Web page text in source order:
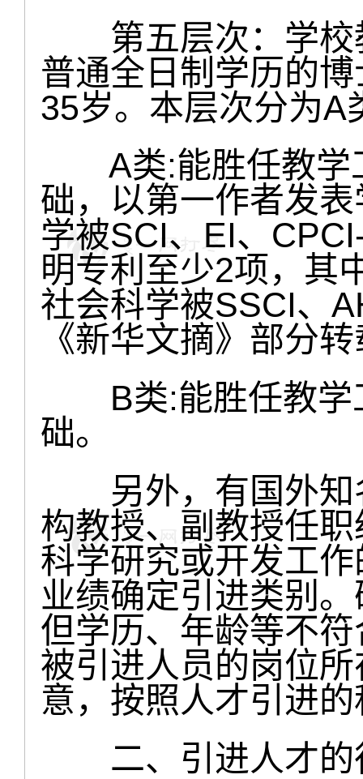
第五层次：学校
普通全日制学历的
35岁。本层次分为A
A类:能胜任教学
础，以第一作者发
学被SCI、EI、
明专利至少2项，其
社会科学被SSCI、
《新华文摘》部分
B类:能胜任教学
础。
另外，有国外知
构教授、副教授任
科学研究或开发工
业绩确定引进类别
但学历、年龄等不
被引进人员的岗位
意，按照人才引进
二、引进人才的